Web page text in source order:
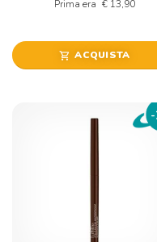
Prima era € 13,90
shopping_cart ACQUISTA
-